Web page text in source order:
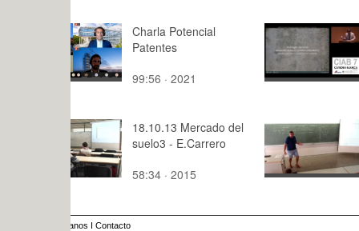
Charla Potencial
Patentes
99:56 · 2021
CIAB7.
20:01 ·
18.10.13 Mercado del
suelo3 - E.Carrero
58:34 · 2015
Ejemplo
de una
círculo?
9:,0 · 2021